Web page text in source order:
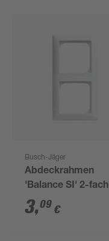
Busch-Jäger
Abdeckrahmen
'Balance SI' 2-fach
alpinweiß
3,09 €